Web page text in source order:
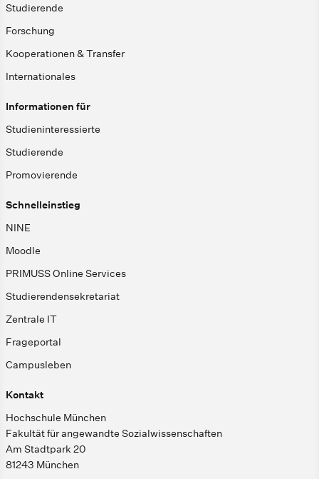
Studierende
Forschung
Kooperationen & Transfer
Internationales
Informationen für
Studieninteressierte
Studierende
Promovierende
Schnelleinstieg
NINE
Moodle
PRIMUSS Online Services
Studierendensekretariat
Zentrale IT
Frageportal
Campusleben
Kontakt
Hochschule München
Fakultät für angewandte Sozialwissenschaften
Am Stadtpark 20
81243 München